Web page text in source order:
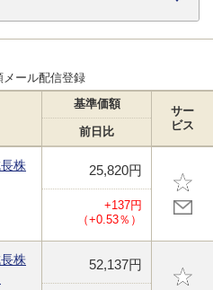
メール配信登録
基準価額
サー
ビス
前日比
株
25,820円
+137円
（+0.53％）
株
52,137円